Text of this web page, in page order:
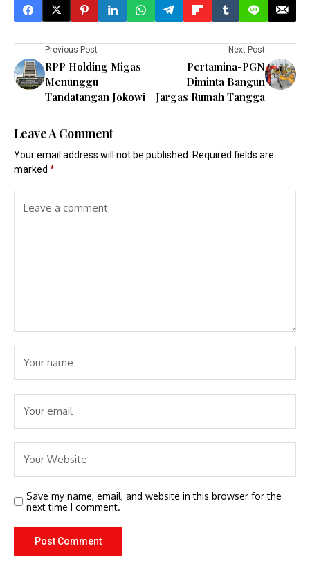
Previous Post
RPP Holding Migas
Menunggu
Tandatangan Jokowi
Next Post
Pertamina-PGN
Diminta Bangun
Jargas Rumah Tangga
Leave A Comment
Your email address will not be published.
Required fields are
marked *
Save my name, email, and website in this browser for the
next time I comment.